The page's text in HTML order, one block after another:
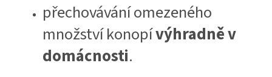
přechovávání omezeného
množství konopívýhradně v
domácnosti.